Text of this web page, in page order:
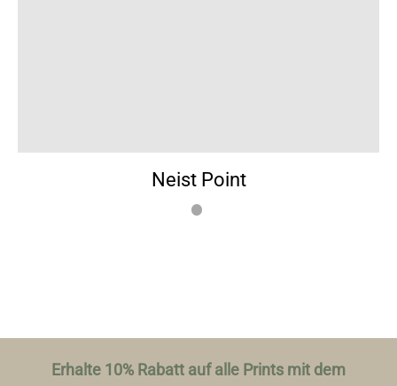
Neist Point
Erhalte 10% Rabatt auf alle Prints mit dem